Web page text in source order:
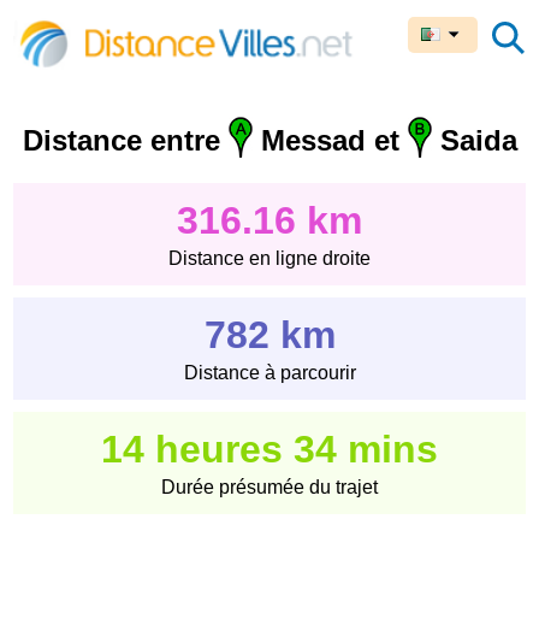
Distance entre Messad et Saida
316.16 km
Distance en ligne droite
782 km
Distance à parcourir
14 heures 34 mins
Durée présumée du trajet